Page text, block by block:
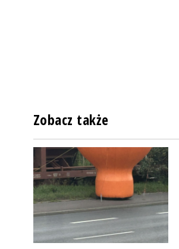
Zobacz także